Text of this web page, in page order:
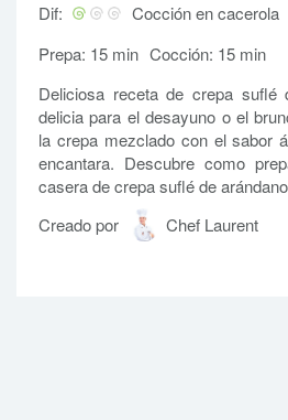
Dif: Cocción en cacerola
Prepa: 15 min Cocción: 15 min
Deliciosa receta de crepa suflé
delicia para el desayuno o el
la crepa mezclado con el sabor
encantara. Descubre como
casera de crepa suflé de
Creado por
Chef Laurent